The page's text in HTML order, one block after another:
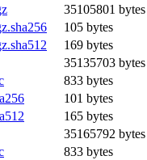
35105801 bytes
105 bytes
169 bytes
35135703 bytes
833 bytes
101 bytes
165 bytes
35165792 bytes
833 bytes